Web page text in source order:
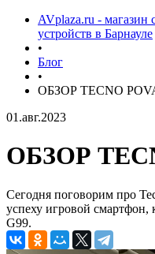
AVplaza.ru -
устройств в Барнауле
•
Блог
•
ОБЗОР TECNO
01.авг.2023
ОБЗОР
Сегодня поговорим про
успеху игровой смартфон,
G99.